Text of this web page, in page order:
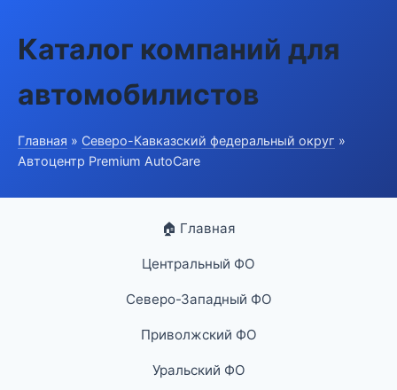
Каталог компаний для
автомобилистов
Главная » Северо-Кавказский федеральный округ »
Автоцентр Premium AutoCare
🏠 Главная
Центральный ФО
Северо-Западный ФО
Приволжский ФО
Уральский ФО